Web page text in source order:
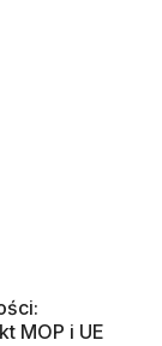
MOP i UE